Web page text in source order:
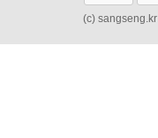
(c) sangseng.kr